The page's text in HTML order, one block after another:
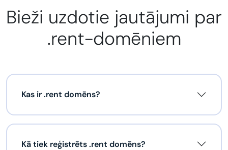
Bieži uzdotie jautājumi par
.rent-domēniem
Kas ir .rent domēns?
Kā tiek reģistrēts .rent domēns?